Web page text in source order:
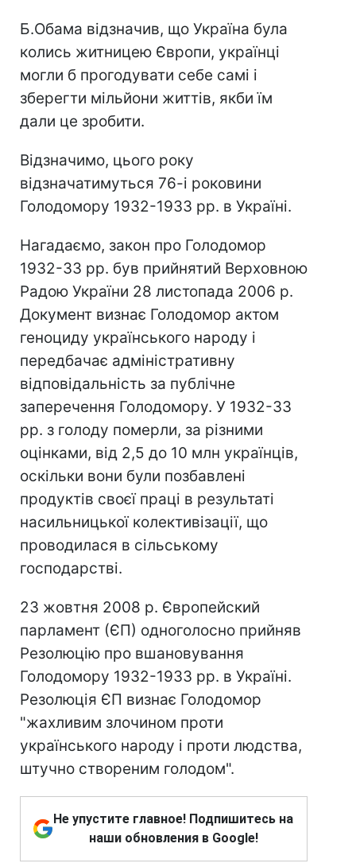
Б.Обама відзначив, що Україна була
колись житницею Європи, українці
могли б прогодувати себе самі і
зберегти мільйони життів, якби їм
дали це зробити.
Відзначимо, цього року
відзначатимуться 76-і роковини
Голодомору 1932-1933 рр. в Україні.
Нагадаємо, закон про Голодомор
1932-33 рр. був прийнятий Верховною
Радою України 28 листопада 2006 р.
Документ визнає Голодомор актом
геноциду українського народу і
передбачає адміністративну
відповідальність за публічне
заперечення Голодомору. У 1932-33
рр. з голоду померли, за різними
оцінками, від 2,5 до 10 млн українців,
оскільки вони були позбавлені
продуктів своєї праці в результаті
насильницької колективізації, що
проводилася в сільському
господарстві.
23 жовтня 2008 р. Європейский
парламент (ЄП) одноголосно прийняв
Резолюцію про вшановування
Голодомору 1932-1933 рр. в Україні.
Резолюція ЄП визнає Голодомор
"жахливим злочином проти
українського народу і проти людства,
штучно створеним голодом".
Не упустите главное! Подпишитесь на
наши обновления в Google!